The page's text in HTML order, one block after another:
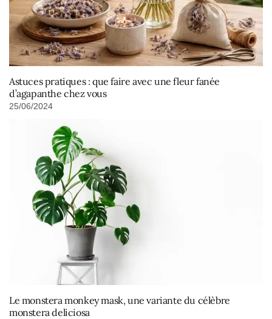
Astuces pratiques : que faire avec une fleur fanée
d’agapanthe chez vous
25/06/2024
Le monstera monkey mask, une variante du célèbre
monstera deliciosa